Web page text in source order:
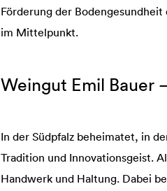
Förderung der
im Mittelpunkt.
Weingut Emil Bauer
In der Südpfalz beheimatet, in
Tradition und Innovationsgeist.
Handwerk und Haltung. Dabei